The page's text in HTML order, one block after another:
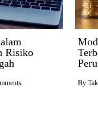
Risiko
By